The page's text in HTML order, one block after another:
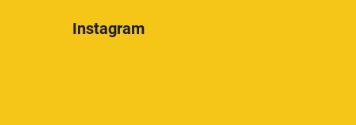
Instagram